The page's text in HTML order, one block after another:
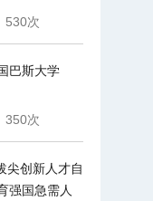
530次
巴斯大学
350次
尖创新人才自
强国急需人